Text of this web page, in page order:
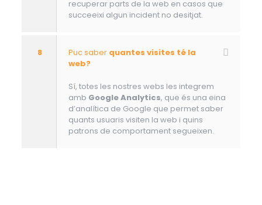
recuperar parts de la web en casos que
succeeixi algun incident no desitjat.
8 Puc saber quantes visites té la
web?
Sí, totes les nostres webs les integrem
amb Google Analytics, que és una eina
d’analítica de Google que permet saber
quants usuaris visiten la web i quins
patrons de comportament segueixen.